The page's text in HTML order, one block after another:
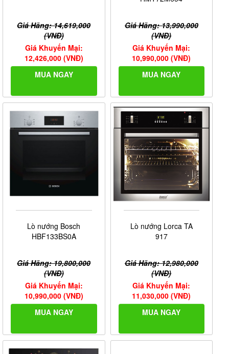
Giá Hãng: 14,619,000
(VNĐ)
Giá Khuyến Mại:
12,426,000 (VNĐ)
MUA NGAY
Giá Hãng: 13,990,000
(VNĐ)
Giá Khuyến Mại:
10,990,000 (VNĐ)
MUA NGAY
Lò nướng Bosch
HBF133BS0A
Giá Hãng: 19,800,000
(VNĐ)
Giá Khuyến Mại:
10,990,000 (VNĐ)
MUA NGAY
Lò nướng Lorca TA
917
Giá Hãng: 12,980,000
(VNĐ)
Giá Khuyến Mại:
11,030,000 (VNĐ)
MUA NGAY